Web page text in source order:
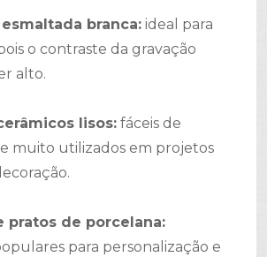
branca: ideal para
o contraste da gravação
alto.
lisos: fáceis de
muito utilizados em projetos
pratos de porcelana:
para personalização e